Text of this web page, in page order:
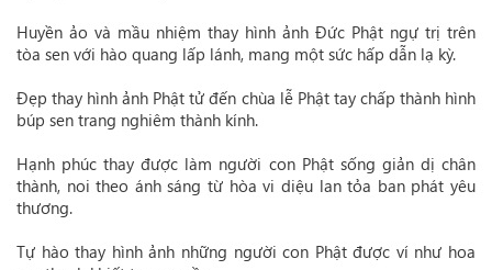
Huyền ảo và mầu nhiệm thay hình ảnh Đức Phật ngự trị trên
tòa sen với hào quang lấp lánh, mang một sức hấp dẫn lạ kỳ.
Đẹp thay hình ảnh Phật tử đến chùa lễ Phật tay chấp thành hình
búp sen trang nghiêm thành kính.
Hạnh phúc thay được làm người con Phật sống giản dị chân
thành, noi theo ánh sáng từ hòa vi diệu lan tỏa ban phát yêu
thương.
Tự hào thay hình ảnh những người con Phật được ví như hoa